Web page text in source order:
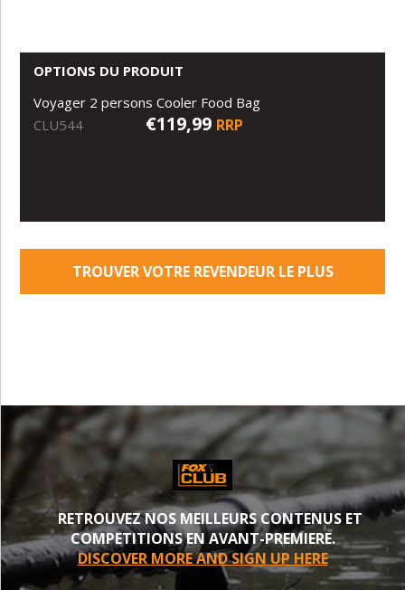
OPTIONS DU PRODUIT
Voyager 2 persons Cooler Food Bag
CLU544
€119,99 RRP
TROUVER VOTRE REVENDEUR LE PLUS
RETROUVEZ NOS MEILLEURS CONTENUS ET
COMPETITIONS EN AVANT-PREMIERE.
DISCOVER MORE AND SIGN UP HERE